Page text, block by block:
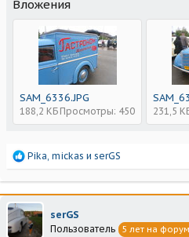
Вложения
SAM_6336.JPG
188,2 КБ Просмотры: 450 231,5
Р
а
к
ц
и
и
Pika mickas и serGS
serGS
Пользователь 5 лет на